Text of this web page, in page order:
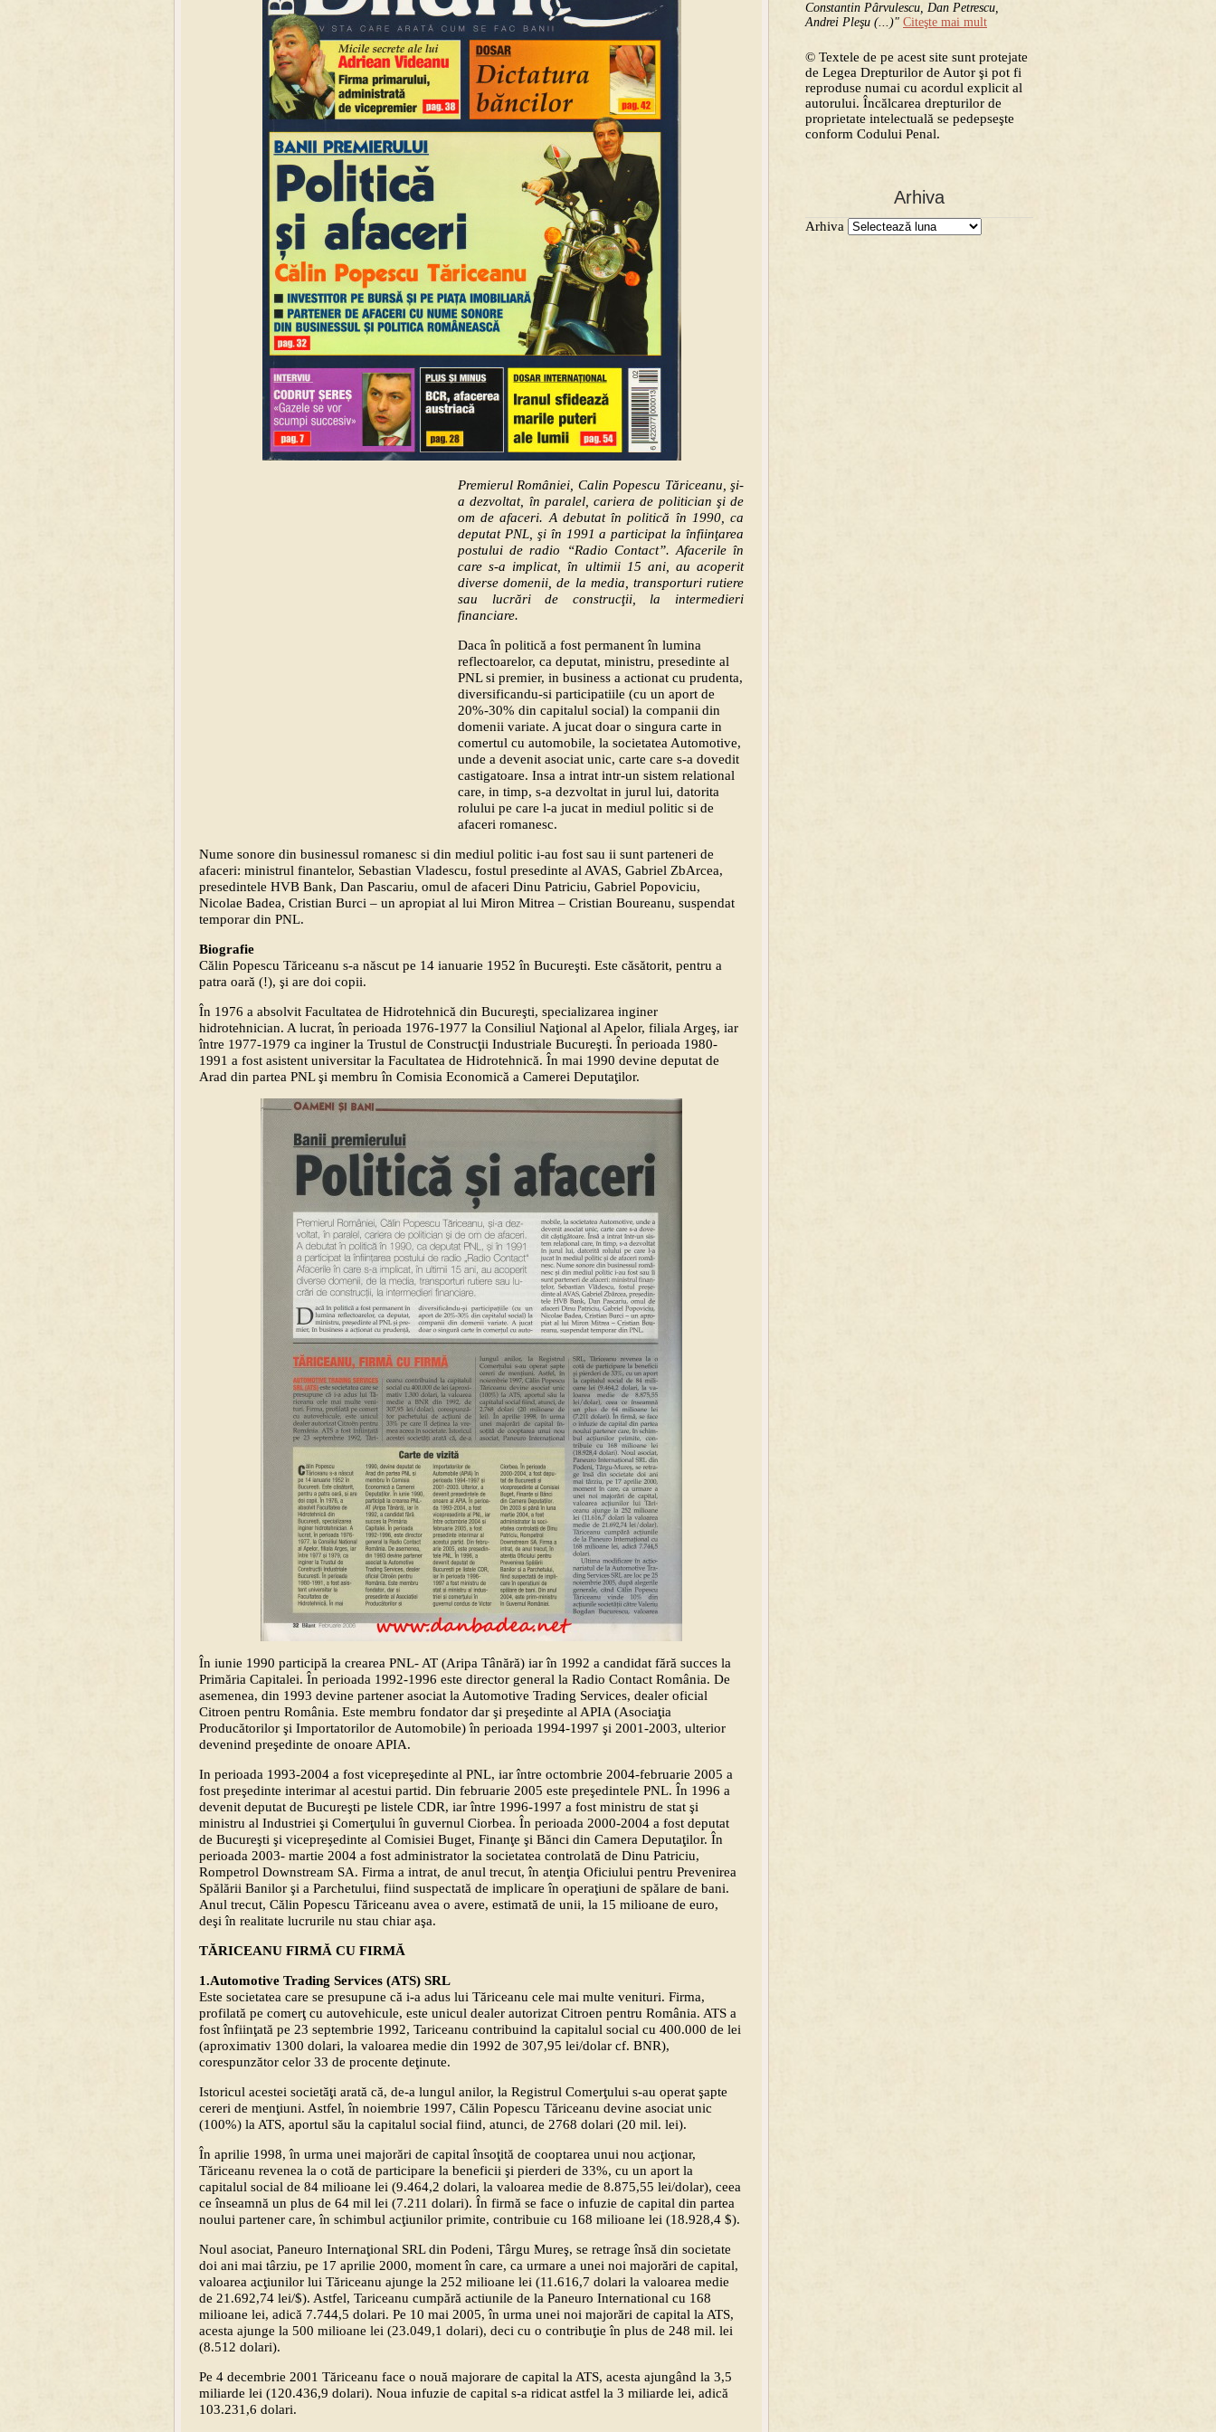
Constantin Pârvulescu, Dan Petrescu,
Andrei Pleşu (...)" Citeşte mai mult
© Textele de pe acest site sunt protejate
de Legea Drepturilor de Autor şi pot fi
reproduse numai cu acordul explicit al
autorului. Încălcarea drepturilor de
proprietate intelectuală se pedepseşte
conform Codului Penal.
Arhiva
Arhiva
Premierul României, Calin Popescu Tăriceanu, şi-
a dezvoltat, în paralel, cariera de politician şi de
om de afaceri. A debutat în politică în 1990, ca
deputat PNL, şi în 1991 a participat la înfiinţarea
postului de radio “Radio Contact”. Afacerile în
care s-a implicat, în ultimii 15 ani, au acoperit
diverse domenii, de la media, transporturi rutiere
sau lucrări de construcţii, la intermedieri
financiare.
Daca în politică a fost permanent în lumina
reflectoarelor, ca deputat, ministru, presedinte al
PNL si premier, in business a actionat cu prudenta,
diversificandu-si participatiile (cu un aport de
20%-30% din capitalul social) la companii din
domenii variate. A jucat doar o singura carte in
comertul cu automobile, la societatea Automotive,
unde a devenit asociat unic, carte care s-a dovedit
castigatoare. Insa a intrat intr-un sistem relational
care, in timp, s-a dezvoltat in jurul lui, datorita
rolului pe care l-a jucat in mediul politic si de
afaceri romanesc.
Nume sonore din businessul romanesc si din mediul politic i-au fost sau ii sunt parteneri de
afaceri: ministrul finantelor, Sebastian Vladescu, fostul presedinte al AVAS, Gabriel ZbArcea,
presedintele HVB Bank, Dan Pascariu, omul de afaceri Dinu Patriciu, Gabriel Popoviciu,
Nicolae Badea, Cristian Burci – un apropiat al lui Miron Mitrea – Cristian Boureanu, suspendat
temporar din PNL.
Biografie
Călin Popescu Tăriceanu s-a născut pe 14 ianuarie 1952 în Bucureşti. Este căsătorit, pentru a
patra oară (!), şi are doi copii.
În 1976 a absolvit Facultatea de Hidrotehnică din Bucureşti, specializarea inginer
hidrotehnician. A lucrat, în perioada 1976-1977 la Consiliul Naţional al Apelor, filiala Argeş, iar
între 1977-1979 ca inginer la Trustul de Construcţii Industriale Bucureşti. În perioada 1980-
1991 a fost asistent universitar la Facultatea de Hidrotehnică. În mai 1990 devine deputat de
Arad din partea PNL şi membru în Comisia Economică a Camerei Deputaţilor.
În iunie 1990 participă la crearea PNL- AT (Aripa Tânără) iar în 1992 a candidat fără succes la
Primăria Capitalei. În perioada 1992-1996 este director general la Radio Contact România. De
asemenea, din 1993 devine partener asociat la Automotive Trading Services, dealer oficial
Citroen pentru România. Este membru fondator dar şi preşedinte al APIA (Asociaţia
Producătorilor şi Importatorilor de Automobile) în perioada 1994-1997 şi 2001-2003, ulterior
devenind preşedinte de onoare APIA.
In perioada 1993-2004 a fost vicepreşedinte al PNL, iar între octombrie 2004-februarie 2005 a
fost preşedinte interimar al acestui partid. Din februarie 2005 este preşedintele PNL. În 1996 a
devenit deputat de Bucureşti pe listele CDR, iar între 1996-1997 a fost ministru de stat şi
ministru al Industriei şi Comerţului în guvernul Ciorbea. În perioada 2000-2004 a fost deputat
de Bucureşti şi vicepreşedinte al Comisiei Buget, Finanţe şi Bănci din Camera Deputaţilor. În
perioada 2003- martie 2004 a fost administrator la societatea controlată de Dinu Patriciu,
Rompetrol Downstream SA. Firma a intrat, de anul trecut, în atenţia Oficiului pentru Prevenirea
Spălării Banilor şi a Parchetului, fiind suspectată de implicare în operaţiuni de spălare de bani.
Anul trecut, Călin Popescu Tăriceanu avea o avere, estimată de unii, la 15 milioane de euro,
deşi în realitate lucrurile nu stau chiar aşa.
TĂRICEANU FIRMĂ CU FIRMĂ
1.Automotive Trading Services (ATS) SRL
Este societatea care se presupune că i-a adus lui Tăriceanu cele mai multe venituri. Firma,
profilată pe comerţ cu autovehicule, este unicul dealer autorizat Citroen pentru România. ATS a
fost înfiinţată pe 23 septembrie 1992, Tariceanu contribuind la capitalul social cu 400.000 de lei
(aproximativ 1300 dolari, la valoarea medie din 1992 de 307,95 lei/dolar cf. BNR),
corespunzător celor 33 de procente deţinute.
Istoricul acestei societăţi arată că, de-a lungul anilor, la Registrul Comerţului s-au operat şapte
cereri de menţiuni. Astfel, în noiembrie 1997, Călin Popescu Tăriceanu devine asociat unic
(100%) la ATS, aportul său la capitalul social fiind, atunci, de 2768 dolari (20 mil. lei).
În aprilie 1998, în urma unei majorări de capital însoţită de cooptarea unui nou acţionar,
Tăriceanu revenea la o cotă de participare la beneficii şi pierderi de 33%, cu un aport la
capitalul social de 84 milioane lei (9.464,2 dolari, la valoarea medie de 8.875,55 lei/dolar), ceea
ce înseamnă un plus de 64 mil lei (7.211 dolari). În firmă se face o infuzie de capital din partea
noului partener care, în schimbul acţiunilor primite, contribuie cu 168 milioane lei (18.928,4 $).
Noul asociat, Paneuro Internaţional SRL din Podeni, Târgu Mureş, se retrage însă din societate
doi ani mai târziu, pe 17 aprilie 2000, moment în care, ca urmare a unei noi majorări de capital,
valoarea acţiunilor lui Tăriceanu ajunge la 252 milioane lei (11.616,7 dolari la valoarea medie
de 21.692,74 lei/$). Astfel, Tariceanu cumpără actiunile de la Paneuro International cu 168
milioane lei, adică 7.744,5 dolari. Pe 10 mai 2005, în urma unei noi majorări de capital la ATS,
acesta ajunge la 500 milioane lei (23.049,1 dolari), deci cu o contribuţie în plus de 248 mil. lei
(8.512 dolari).
Pe 4 decembrie 2001 Tăriceanu face o nouă majorare de capital la ATS, acesta ajungând la 3,5
miliarde lei (120.436,9 dolari). Noua infuzie de capital s-a ridicat astfel la 3 miliarde lei, adică
103.231,6 dolari.